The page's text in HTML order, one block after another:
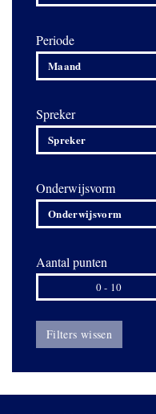
Periode
Maand
Spreker
Spreker
Onderwijsvorm
Onderwijsvorm
Aantal punten
0 - 10
Filters wissen